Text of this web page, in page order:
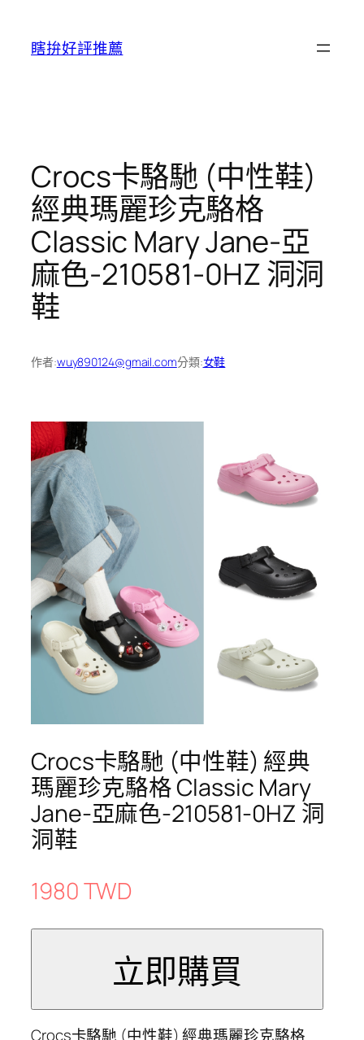
瞎拚好評推薦
Crocs卡駱馳 (中性鞋)
經典瑪麗珍克駱格
Classic Mary Jane-亞
麻色-210581-0HZ 洞洞
鞋
作者:wuy890124@gmail.com分類:女鞋
Crocs卡駱馳 (中性鞋) 經典
瑪麗珍克駱格 Classic Mary
Jane-亞麻色-210581-0HZ 洞
洞鞋
1980 TWD
Crocs卡駱馳 (中性鞋) 經典瑪麗珍克駱格